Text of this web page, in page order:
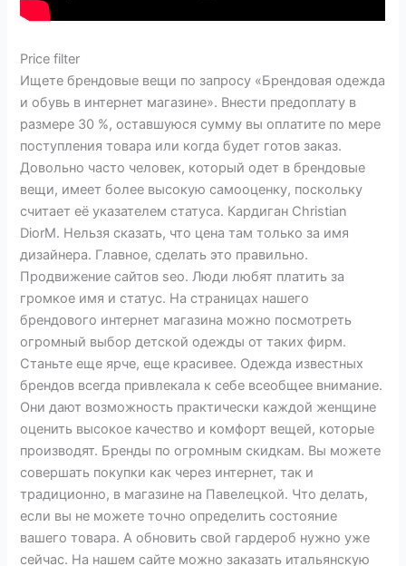
Price filter
Ищете брендовые вещи по запросу «Брендовая одежда
и обувь в интернет магазине». Внести предоплату в
размере 30 %, оставшуюся сумму вы оплатите по мере
поступления товара или когда будет готов заказ.
Довольно часто человек, который одет в брендовые
вещи, имеет более высокую самооценку, поскольку
считает её указателем статуса. Кардиган Christian
DiorM. Нельзя сказать, что цена там только за имя
дизайнера. Главное, сделать это правильно.
Продвижение сайтов seo. Люди любят платить за
громкое имя и статус. На страницах нашего
брендового интернет магазина можно посмотреть
огромный выбор детской одежды от таких фирм.
Станьте еще ярче, еще красивее. Одежда известных
брендов всегда привлекала к себе всеобщее внимание.
Они дают возможность практически каждой женщине
оценить высокое качество и комфорт вещей, которые
производят. Бренды по огромным скидкам. Вы можете
совершать покупки как через интернет, так и
традиционно, в магазине на Павелецкой. Что делать,
если вы не можете точно определить состояние
вашего товара. А обновить свой гардероб нужно уже
сейчас. На нашем сайте можно заказать итальянскую